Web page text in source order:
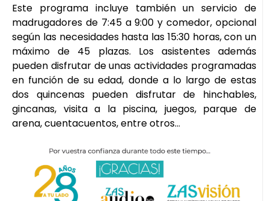
Este programa incluye también un servicio de
madrugadores de 7:45 a 9:00 y comedor, opcional
según las necesidades hasta las 15:30 horas, con un
máximo de 45 plazas. Los asistentes además
pueden disfrutar de unas actividades programadas
en función de su edad, donde a lo largo de estas
dos quincenas pueden disfrutar de hinchables,
gincanas, visita a la piscina, juegos, parque de
arena, cuentacuentos, entre otros…